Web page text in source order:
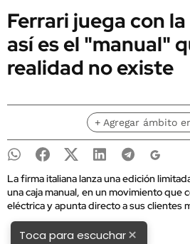
Ferrari juega con
así es el "manual"
realidad no existe
+ Agregar ámbito
La firma italiana lanza una edición
una caja manual, en un movimiento que
eléctrica y apunta directo a sus clientes
Toca para escuchar×